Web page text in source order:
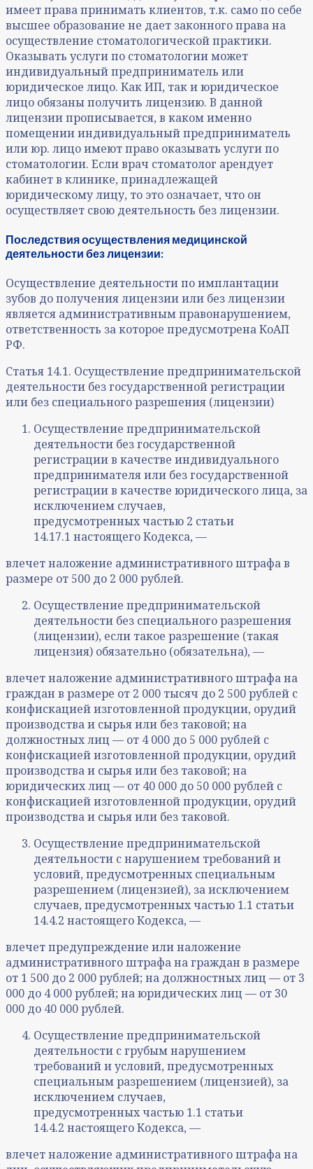
имеет права принимать клиентов, т.к. само по себе
высшее образование не дает законного права на
осуществление стоматологической практики.
Оказывать услуги по стоматологии может
индивидуальный предприниматель или
юридическое лицо. Как ИП, так и юридическое
лицо обязаны получить лицензию. В данной
лицензии прописывается, в каком именно
помещении индивидуальный предприниматель
или юр. лицо имеют право оказывать услуги по
стоматологии. Если врач стоматолог арендует
кабинет в клинике, принадлежащей
юридическому лицу, то это означает, что он
осуществляет свою деятельность без лицензии.
Последствия осуществления медицинской
деятельности без лицензии:
Осуществление деятельности по имплантации
зубов до получения лицензии или без лицензии
является административным правонарушением,
ответственность за которое предусмотрена КоАП
РФ.
Статья 14.1. Осуществление предпринимательской
деятельности без государственной регистрации
или без специального разрешения (лицензии)
Осуществление предпринимательской
деятельности без государственной
регистрации в качестве индивидуального
предпринимателя или без государственной
регистрации в качестве юридического лица, за
исключением случаев,
предусмотренных частью 2 статьи
14.17.1 настоящего Кодекса, —
влечет наложение административного штрафа в
размере от 500 до 2 000 рублей.
Осуществление предпринимательской
деятельности без специального разрешения
(лицензии), если такое разрешение (такая
лицензия) обязательно (обязательна), —
влечет наложение административного штрафа на
граждан в размере от 2 000 тысяч до 2 500 рублей с
конфискацией изготовленной продукции, орудий
производства и сырья или без таковой; на
должностных лиц — от 4 000 до 5 000 рублей с
конфискацией изготовленной продукции, орудий
производства и сырья или без таковой; на
юридических лиц — от 40 000 до 50 000 рублей с
конфискацией изготовленной продукции, орудий
производства и сырья или без таковой.
Осуществление предпринимательской
деятельности с нарушением требований и
условий, предусмотренных специальным
разрешением (лицензией), за исключением
случаев, предусмотренных частью 1.1 статьи
14.4.2 настоящего Кодекса, —
влечет предупреждение или наложение
административного штрафа на граждан в размере
от 1 500 до 2 000 рублей; на должностных лиц — от 3
000 до 4 000 рублей; на юридических лиц — от 30
000 до 40 000 рублей.
Осуществление предпринимательской
деятельности с грубым нарушением
требований и условий, предусмотренных
специальным разрешением (лицензией), за
исключением случаев,
предусмотренных частью 1.1 статьи
14.4.2 настоящего Кодекса, —
влечет наложение административного штрафа на